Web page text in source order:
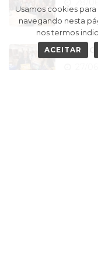
Usamos cookies
navegando nesta
nos termos
ACEITAR